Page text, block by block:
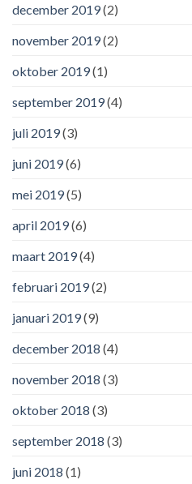
december 2019(2)
november 2019(2)
oktober 2019(1)
september 2019(4)
juli 2019(3)
juni 2019(6)
mei 2019(5)
april 2019(6)
maart 2019(4)
februari 2019(2)
januari 2019(9)
december 2018 (4)
november 2018 (3)
oktober 2018 (3)
september 2018 (3)
juni 2018 (1)